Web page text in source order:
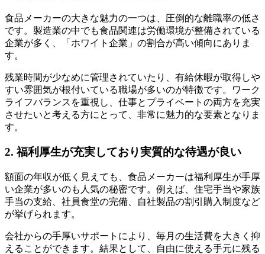
食品メーカーの大きな魅力の一つは、圧倒的な離職率の低さ
です。製造業の中でも食品関連は労働環境が整備されている
企業が多く、「ホワイト企業」の割合が高い傾向にありま
す。
残業時間が少なめに管理されていたり、有給休暇が取得しや
すい雰囲気が根付いている職場が多いのが特徴です。ワーク
ライフバランスを重視し、仕事とプライベートの両方を充実
させたいと考える方にとって、非常に魅力的な要素となりま
す。
2. 福利厚生が充実しており実質的な待遇が良い
額面の年収が低く見えても、食品メーカーは福利厚生が手厚
い企業が多いのも人気の秘密です。例えば、住宅手当や家族
手当の支給、社員食堂の完備、自社製品の割引購入制度など
が挙げられます。
会社からの手厚いサポートにより、毎月の生活費を大きく抑
えることができます。結果として、自由に使える手元に残る